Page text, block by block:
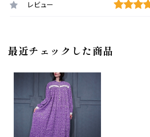
レビュー
最近チェックした商品